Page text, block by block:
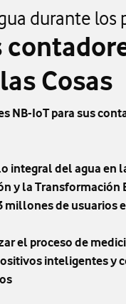
durante los
Cosas
IoT para sus
del agua en
y la Transformación
millones de usuarios
el proceso de
inteligentes y